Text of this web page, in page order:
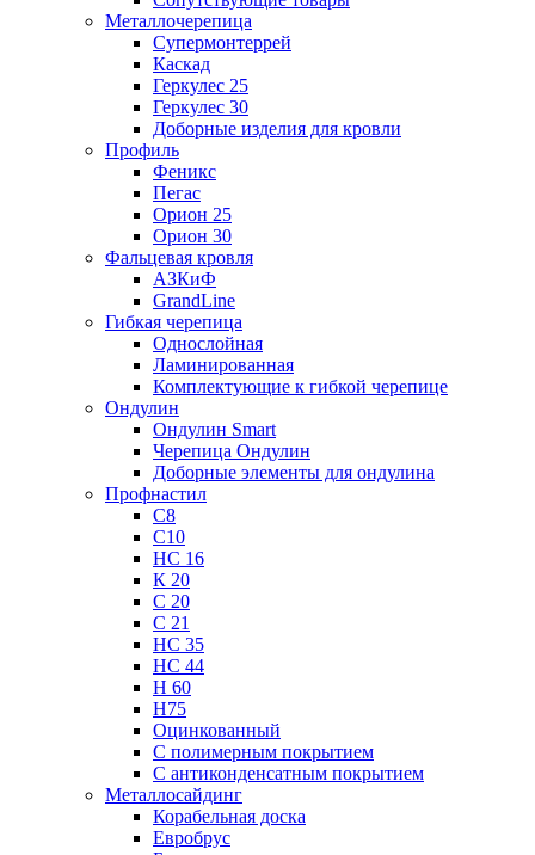
Металлочерепица
Супермонтеррей
Каскад
Геркулес 25
Геркулес 30
Доборные изделия для кровли
Профиль
Феникс
Пегас
Орион 25
Орион 30
Фальцевая кровля
АЗКиФ
GrandLine
Гибкая черепица
Однослойная
Ламинированная
Комплектующие к гибкой черепице
Ондулин
Ондулин Smart
Черепица Ондулин
Доборные элементы для ондулина
Профнастил
С8
С10
НС 16
К 20
С 20
С 21
НС 35
НС 44
Н 60
Н75
Оцинкованный
С полимерным покрытием
С антиконденсатным покрытием
Металлосайдинг
Корабельная доска
Евробрус